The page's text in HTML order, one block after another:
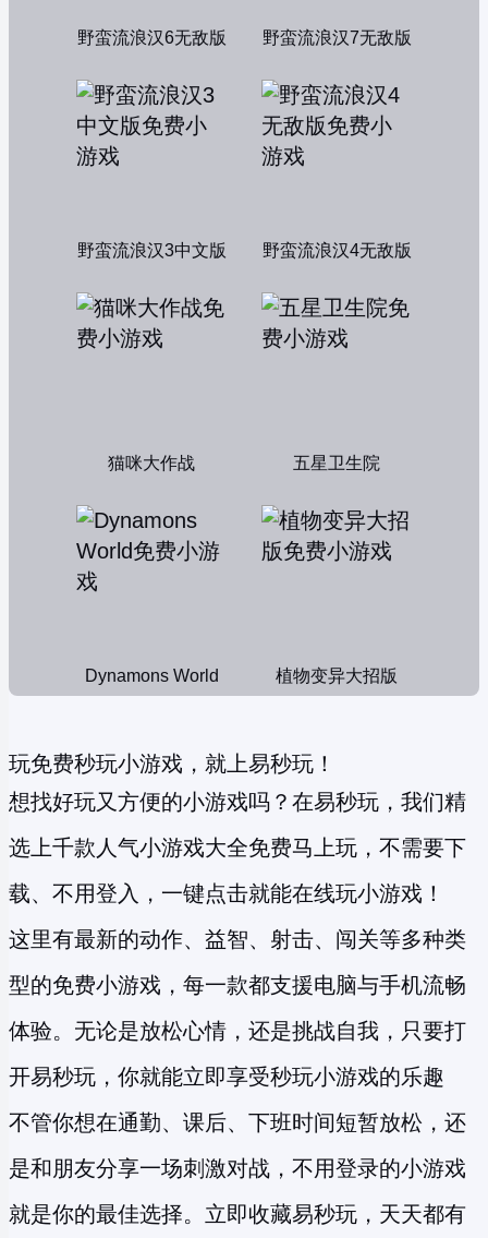
野蛮流浪汉6无敌版 野蛮流浪汉7无敌版
野蛮流浪汉3中文版 野蛮流浪汉4无敌版
猫咪大作战 五星卫生院
Dynamons World 植物变异大招版
玩免费秒玩小游戏，就上易秒玩！
想找好玩又方便的小游戏吗？在易秒玩，我们精
选上千款人气小游戏大全免费马上玩，不需要下
载、不用登入，一键点击就能在线玩小游戏！
这里有最新的动作、益智、射击、闯关等多种类
型的免费小游戏 ，每一款都支援电脑与手机流畅
体验。无论是放松心情，还是挑战自我，只要打
开易秒玩，你就能立即享受秒玩小游戏的乐趣
不管你想在通勤、课后、下班时间短暂放松，还
是和朋友分享一场刺激对战，不用登录的小游戏
就是你的最佳选择。立即收藏易秒玩，天天都有